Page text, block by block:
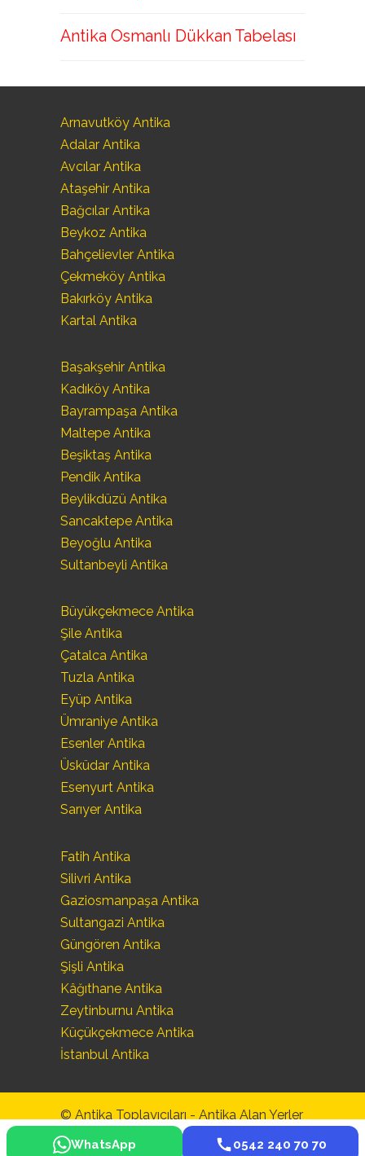
Antika Osmanlı Dükkan Tabelası
Arnavutköy Antika
Adalar Antika
Avcılar Antika
Ataşehir Antika
Bağcılar Antika
Beykoz Antika
Bahçelievler Antika
Çekmeköy Antika
Bakırköy Antika
Kartal Antika
Başakşehir Antika
Kadıköy Antika
Bayrampaşa Antika
Maltepe Antika
Beşiktaş Antika
Pendik Antika
Beylikdüzü Antika
Sancaktepe Antika
Beyoğlu Antika
Sultanbeyli Antika
Büyükçekmece Antika
Şile Antika
Çatalca Antika
Tuzla Antika
Eyüp Antika
Ümraniye Antika
Esenler Antika
Üsküdar Antika
Esenyurt Antika
Sarıyer Antika
Fatih Antika
Silivri Antika
Gaziosmanpaşa Antika
Sultangazi Antika
Güngören Antika
Şişli Antika
Kâğıthane Antika
Zeytinburnu Antika
Küçükçekmece Antika
İstanbul Antika
© Antika Toplayıcıları - Antika Alan Yerler
-Antika Eşya Alanlar
Antika Alım Satım
WhatsApp 0542 240 70 70